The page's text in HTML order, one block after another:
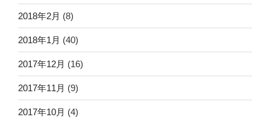
2018年2月 (8)
2018年1月 (40)
2017年12月 (16)
2017年11月 (9)
2017年10月 (4)